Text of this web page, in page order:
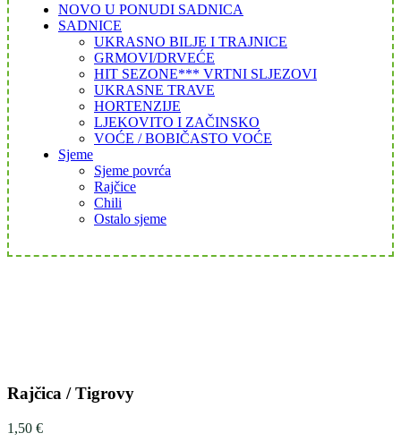
NOVO U PONUDI SADNICA
SADNICE
UKRASNO BILJE I TRAJNICE
GRMOVI/DRVEĆE
HIT SEZONE*** VRTNI SLJEZOVI
UKRASNE TRAVE
HORTENZIJE
LJEKOVITO I ZAČINSKO
VOĆE / BOBIČASTO VOĆE
Sjeme
Sjeme povrća
Rajčice
Chili
Ostalo sjeme
Rajčica / Tigrovy
1,50 €